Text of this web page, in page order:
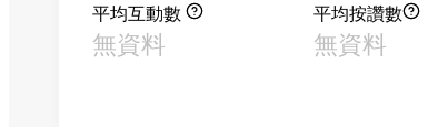
平均互動數
無資料
平均按讚數
無資料